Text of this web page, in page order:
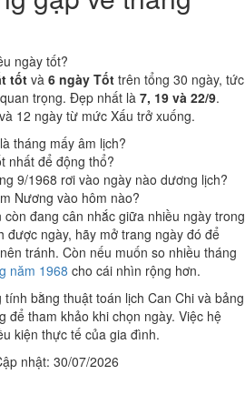
ngày tốt?
tốt và 6 ngày Tốt trên tổng 30 ngày, tức
trọng. Đẹp nhất là 7, 19 và 22/9.
12 ngày từ mức Xấu trở xuống.
tháng mấy âm lịch?
nhất để động thổ?
9/1968 rơi vào ngày nào dương lịch?
Nương vào hôm nào?
đang cân nhắc giữa nhiều ngày trong
được ngày, hãy mở trang ngày đó để
tránh. Còn nếu muốn so nhiều tháng
năm 1968 cho cái nhìn rộng hơn.
bằng thuật toán lịch Can Chi và bảng
để tham khảo khi chọn ngày. Việc hệ
kiện thực tế của gia đình.
nhật: 30/07/2026